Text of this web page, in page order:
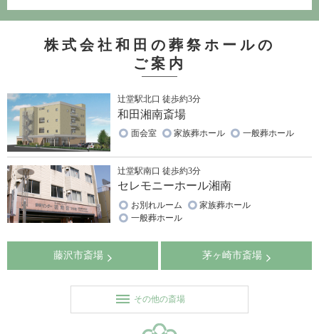
株式会社和田の葬祭ホールの
ご案内
辻堂駅北口 徒歩約3分
和田湘南斎場
面会室 家族葬ホール 一般葬ホール
辻堂駅南口 徒歩約3分
セレモニーホール湘南
お別れルーム
家族葬ホール
一般葬ホール
藤沢市斎場 茅ヶ崎市斎場
その他の斎場